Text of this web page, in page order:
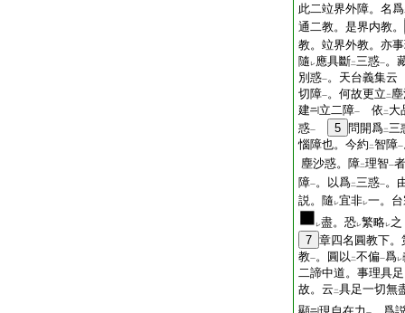
此二竝界外障。名爲
通二教。是界内教。
教。竝界外教。亦
隨 レ應具斷二三惑一。
別惑一。天台義集
切障一。何故更立 二
建
立二障一 依 二 大
惑一 5 問開爲二三
惱障也。今約 二智障一
塵沙惑。障二理智一
障一。以爲二三惑一。
説。隨 レ宜非レ一。
レ盡。恐レ繁略レ之
7 章四名圓教下
教一。圓以 二不偏一爲レ
二諦中道。事理具
故。云 二具足一切無